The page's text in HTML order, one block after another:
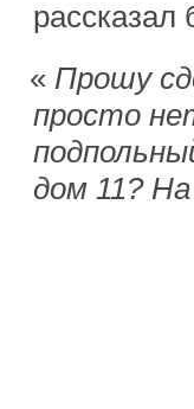
рассказал
« Прошу
просто
дом 11?